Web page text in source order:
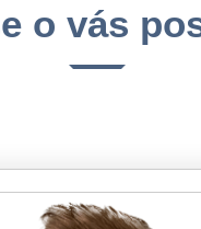
o vás